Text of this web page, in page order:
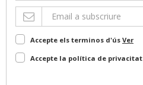
Accepte els terminos d'ús Ver
Accepte la política de privacitat